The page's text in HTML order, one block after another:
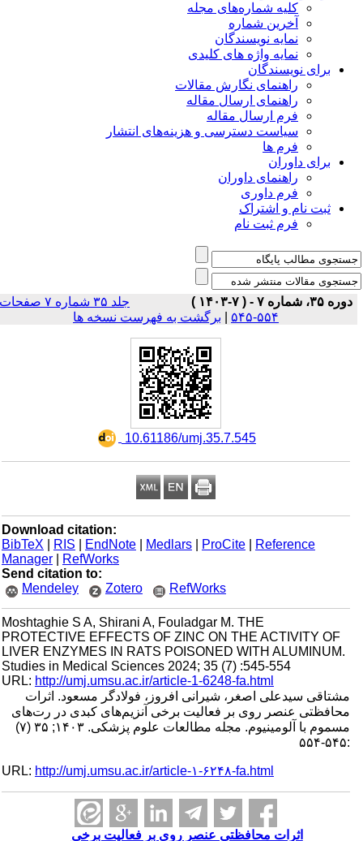
کلیه شماره‌های مجله
آخرین شماره
نمایه نویسندگان
نمایه واژه های کلیدی
برای نویسندگان
راهنمای نگارش مقالات
راهنمای ارسال مقاله
فرم ارسال مقاله
سیاست دسترسی و هزینه‌های انتشار
فرم ها
برای داوران
راهنمای داوران
فرم داوری
ثبت نام و اشتراک
فرم ثبت نام
دوره ۳۵، شماره ۷ - ( ۷-۱۴۰۳ )
جلد ۳۵ شماره ۷ صفحات
۵۵۴-۵۴۵
| برگشت به فهرست نسخه ها
‎ 10.61186/umj.35.7.545
Download citation:
BibTeX
| RIS |EndNote |Medlars |ProCite |Reference
Manager
|RefWorks
Send citation to:
Mendeley
Zotero RefWorks
Moshtaghie S A, Shirani A, Fouladgar M. THE
PROTECTIVE EFFECTS OF ZINC ON THE ACTIVITY OF
LIVER ENZYMES IN RATS POISONED WITH ALUMINUM.
Studies in Medical Sciences 2024; 35 (7) :545-554
URL:http://umj.umsu.ac.ir/article-1-6248-fa.html
مشتاقی سیدعلی اصغر، شیرانی افروز، فولادگر مسعود. اثرات
محافظتی عنصر روی بر فعالیت برخی آنزیم‌های کبدی در رت‌های
مسموم با آلومینیوم. مجله مطالعات علوم پزشکی. ۱۴۰۳; ۳۵ (۷)
URL:http://umj.umsu.ac.ir/article-۱-۶۲۴۸-fa.html
اثرات محافظتی عنصر روی بر فعالیت برخی